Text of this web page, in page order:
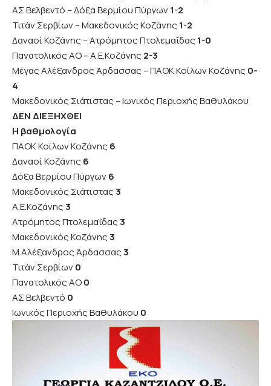
ΑΣ Βελβεντό – Δόξα Βερμίου Πύργων1-2
Τιτάν Σερβίων – Μακεδονικός Κοζάνης 1-2
Δαναοί Κοζάνης – Ατρόμητος Πτολεμαΐδας 1-0
Πανατολικός ΑΟ – Α.Ε.Κοζάνης 2-3
Μέγας Αλέξανδρος Άρδασσας – ΠΑΟΚ Κοίλων Κοζάνης 0-
4
Μακεδονικός Σιάτιστας – Ιωνικός Περιοχής Βαθυλάκου
ΔΕΝ ΔΙΕΞΗΧΘΕΙ
Η βαθμολογία
ΠΑΟΚ Κοίλων Κοζάνης 6
Δαναοί Κοζάνης 6
Δόξα Βερμίου Πύργων6
Μακεδονικός Σιάτιστας3
Α.Ε.Κοζάνης3
Ατρόμητος Πτολεμαΐδας3
Μακεδονικός Κοζάνης3
Μ.Αλέξανδρος Άρδασσας3
Τιτάν Σερβίων0
Πανατολικός ΑΟ0
ΑΣ Βελβεντό 0
Ιωνικός Περιοχής Βαθυλάκου 0